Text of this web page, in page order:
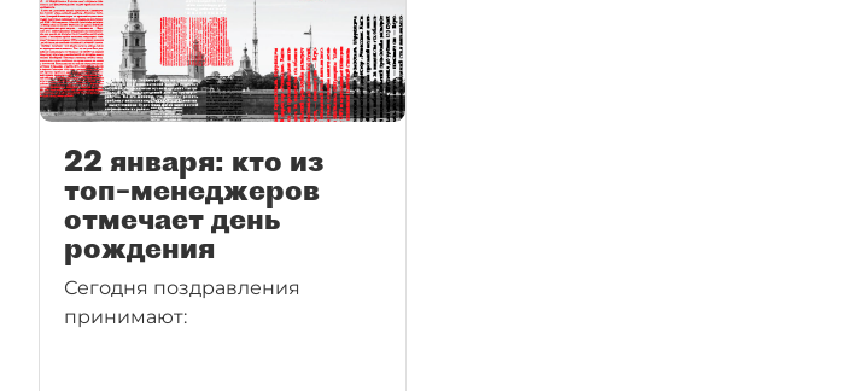
22 января: кто из
топ–менеджеров
отмечает день
рождения
Сегодня поздравления
принимают: